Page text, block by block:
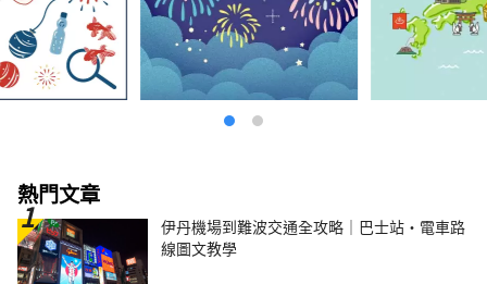
熱門文章
伊丹機場到難波交通全攻略｜巴士站・電車路
線圖文教學